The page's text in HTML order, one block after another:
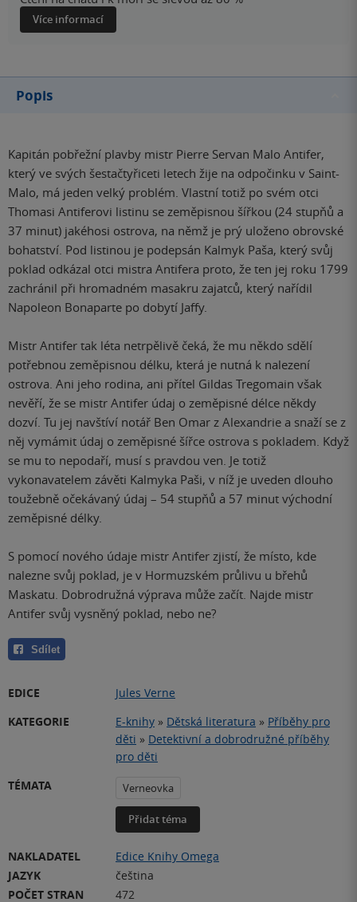
Více informací
Popis
Kapitán pobřežní plavby mistr Pierre Servan Malo Antifer,
který ve svých šestačtyřiceti letech žije na odpočinku v Saint-
Malo, má jeden velký problém. Vlastní totiž po svém otci
Thomasi Antiferovi listinu se zeměpisnou šířkou (24 stupňů a
37 minut) jakéhosi ostrova, na němž je prý uloženo obrovské
bohatství. Pod listinou je podepsán Kalmyk Paša, který svůj
poklad odkázal otci mistra Antifera proto, že ten jej roku 1799
zachránil při hromadném masakru zajatců, který nařídil
Napoleon Bonaparte po dobytí Jaffy.
Mistr Antifer tak léta netrpělivě čeká, že mu někdo sdělí
potřebnou zeměpisnou délku, která je nutná k nalezení
ostrova. Ani jeho rodina, ani přítel Gildas Tregomain však
nevěří, že se mistr Antifer údaj o zeměpisné délce někdy
dozví. Tu jej navštíví notář Ben Omar z Alexandrie a snaží se z
něj vymámit údaj o zeměpisné šířce ostrova s pokladem. Když
se mu to nepodaří, musí s pravdou ven. Je totiž
vykonavatelem závěti Kalmyka Paši, v níž je uveden dlouho
toužebně očekávaný údaj – 54 stupňů a 57 minut východní
zeměpisné délky.
S pomocí nového údaje mistr Antifer zjistí, že místo, kde
nalezne svůj poklad, je v Hormuzském průlivu u břehů
Maskatu. Dobrodružná výprava může začít. Najde mistr
Antifer svůj vysněný poklad, nebo ne?
Sdílet
EDICE
Jules Verne
KATEGORIE
E-knihy » Dětská literatura » Příběhy pro
děti » Detektivní a dobrodružné příběhy
pro děti
TÉMATA
Verneovka
Přidat téma
NAKLADATEL
Edice Knihy Omega
JAZYK
čeština
POČET STRAN
472